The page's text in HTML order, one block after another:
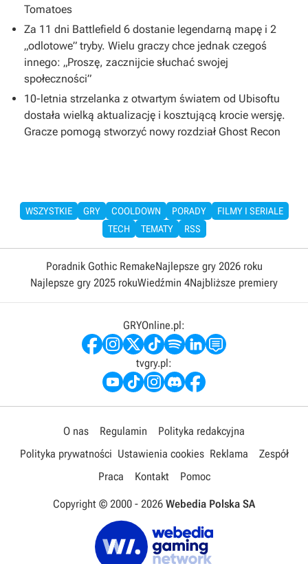
Tomatoes
Za 11 dni Battlefield 6 dostanie legendarną mapę i 2
„odlotowe” tryby. Wielu graczy chce jednak czegoś
innego: „Proszę, zacznijcie słuchać swojej
społeczności”
10-letnia strzelanka z otwartym światem od Ubisoftu
dostała wielką aktualizację i kosztującą krocie wersję.
Gracze pomogą stworzyć nowy rozdział Ghost Recon
WSZYSTKIE GRY COOLDOWN PORADY
FILMY I SERIALE
TECH
TEMATY RSS
Poradnik Gothic RemakeNajlepsze gry 2026 roku
Najlepsze gry 2025 rokuWiedźmin 4Najbliższe premiery
GRYOnline.pl:
tvgry.pl:
O nas Regulamin
Polityka redakcyjna
Polityka prywatności Ustawienia cookies Reklama
Zespół
Praca
Kontakt Pomoc
Copyright © 2000 - 2026 Webedia Polska SA